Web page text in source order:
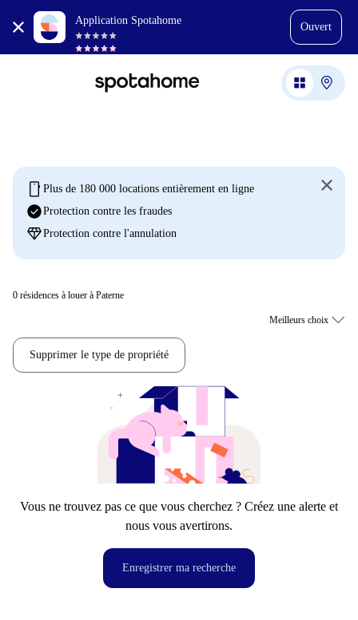
Application Spotahome
Ouvert
mobile Plus de 180 000 locations entièrement en ligne
check_circleProtection contre les fraudes
diamondProtection contre l'annulation
0 résidences à louer à Paterne
Supprimer le type de propriété
Vous ne trouvez pas ce que vous cherchez ? Créez une alerte et
nous vous avertirons.
Enregistrer ma recherche